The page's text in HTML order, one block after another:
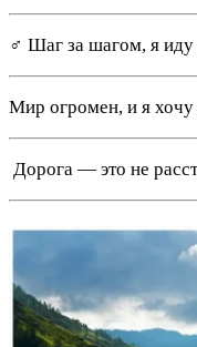
‍♂️ Шаг за шагом, я иду
Мир огромен, и я хочу
Дорога — это не